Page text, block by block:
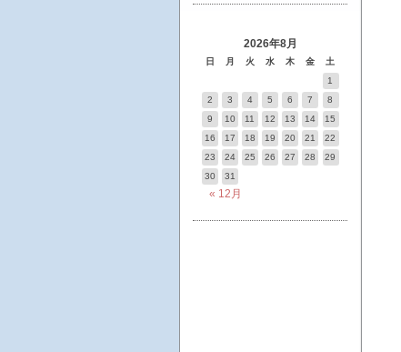
2026年8月
日 月 火 水 木 金 土
« 12月
1
2
3 4 5 6 7
8
9
10 11 12 13 14
15
16
17 18 19 20 21
22
23
24 25 26 27 28
29
30
31